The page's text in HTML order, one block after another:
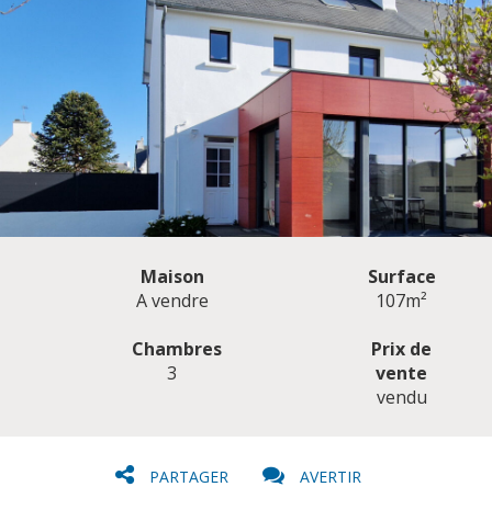
Maison
A vendre
Surface
107m²
Chambres
3
Prix de
vente
vendu
PARTAGER AVERTIR